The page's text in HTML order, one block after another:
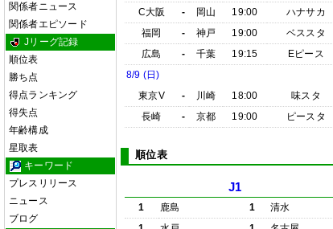
関係者ニュース
関係者エピソード
Jリーグ記録
順位表
勝ち点
得点ランキング
得失点
年齢構成
星取表
キーワード
プレスリリース
ニュース
ブログ
C大阪
- 岡山 19:00
ハナサカ
福岡
- 神戸 19:00
ベススタ
広島
- 千葉 19:15
Eピース
8/9 (日)
東京V
- 川崎 18:00
味スタ
長崎
- 京都 19:00 ピースタ
順位表
J1
1 鹿島 1
清水